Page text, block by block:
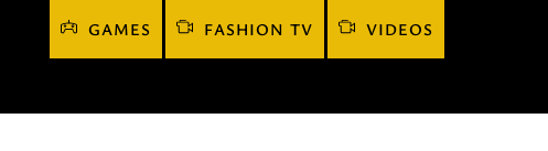
GAMES FASHION TV VIDEOS